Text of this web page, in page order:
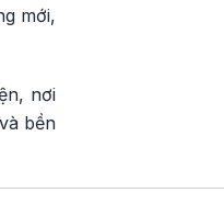
mới,
nơi
bền